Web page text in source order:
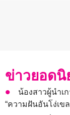
ข่าวยอด
น้องสาวผู้นำเ
“ความฝันอันโง่เขล